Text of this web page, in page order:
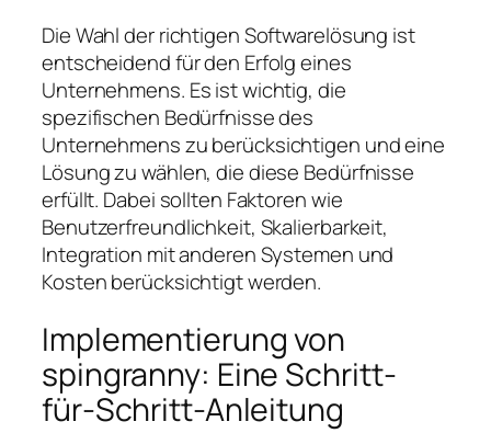
Die Wahl der richtigen Softwarelösung ist
entscheidend für den Erfolg eines
Unternehmens. Es ist wichtig, die
spezifischen Bedürfnisse des
Unternehmens zu berücksichtigen und eine
Lösung zu wählen, die diese Bedürfnisse
erfüllt. Dabei sollten Faktoren wie
Benutzerfreundlichkeit, Skalierbarkeit,
Integration mit anderen Systemen und
Kosten berücksichtigt werden.
Implementierung von
spingranny: Eine Schritt-
für-Schritt-Anleitung